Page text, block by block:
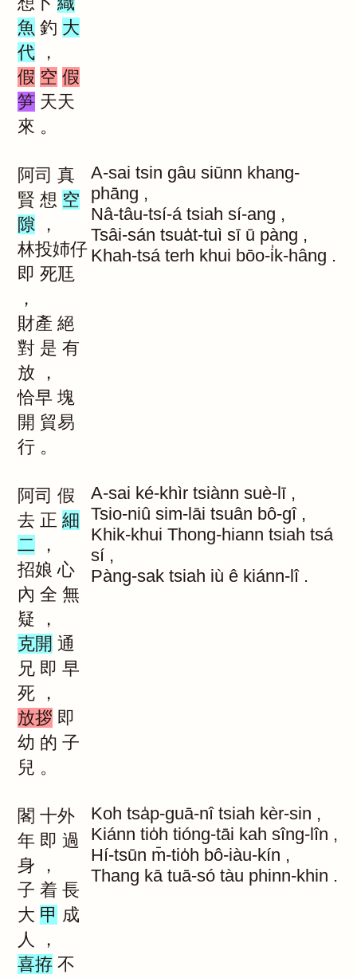
魚 釣 大
代
，
假 空 假
笋 天天
來 。
阿司 真
賢 想 空
隙
，
林投姉仔
即 死尫
，
財產 絕
對 是 有
放
，
恰早 塊
開 貿易
行 。
A-sai tsin gâu siūnn khang-
phāng ,
Nâ-tâu-tsí-á tsiah sí-ang ,
Tsâi-sán tsua̍t-tuì sī ū pàng ,
Khah-tsá terh khui bōo-i̍k-hâng .
阿司 假
去 正 細
二
，
招娘 心
內 全 無
疑
，
克開 通
兄 即 早
死
，
放拶 即
幼 的 子
兒 。
A-sai ké-khìr tsiànn suè-lī ,
Tsio-niû sim-lāi tsuân bô-gî ,
Khik-khui Thong-hiann tsiah tsá
sí ,
Pàng-sak tsiah iù ê kiánn-lî .
閣 十外
年 即 過
身
，
子 着 長
大 甲 成
人
，
喜拵 不
Koh tsa̍p-guā-nî tsiah kèr-sin ,
Kiánn tio̍h tióng-tāi kah sîng-lîn ,
Hí-tsūn m̄-tio̍h bô-iàu-kín ,
Thang kā tuā-só tàu phinn-khin .